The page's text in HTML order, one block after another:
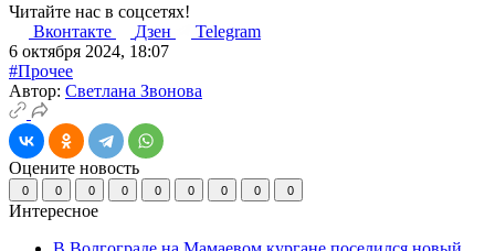
Читайте нас в соцсетях!
Вконтакте
Дзен
Telegram
6 октября 2024, 18:07
#Прочее
Автор: Светлана Звонова
Оцените новость
0 0 0 0 0 0 0 0 0
Интересное